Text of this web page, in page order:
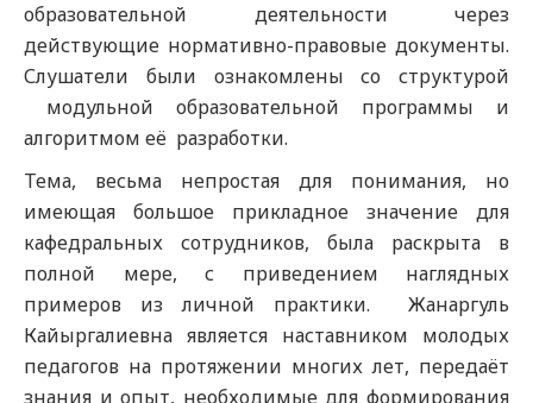
образовательной деятельности через
действующие нормативно-правовые документы.
Слушатели были ознакомлены со структурой
модульной образовательной программы и
алгоритмом её разработки.
Тема, весьма непростая для понимания, но
имеющая большое прикладное значение для
кафедральных сотрудников, была раскрыта в
полной мере, с приведением наглядных
примеров из личной практики. Жанаргуль
Кайыргалиевна является наставником молодых
педагогов на протяжении многих лет, передаёт
знания и опыт, необходимые для формирования